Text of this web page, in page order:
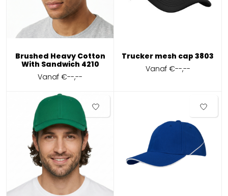
Brushed Heavy Cotton
With Sandwich 4210
Vanaf€--,--
Trucker mesh cap 3803
Vanaf €--,--